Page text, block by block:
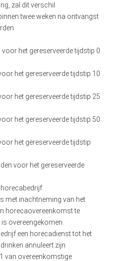
zal dit verschil
twee weken na ontvangst
voor het gereserveerde tijdstip 0
het gereserveerde tijdstip 10
het gereserveerde tijdstip 25
het gereserveerde tijdstip 50
het gereserveerde tijdstip
voor het gereserveerde
met inachtneming van het
horecaovereenkomst te
overeengekomen.
een horecadienst tot het
annuleert zijn
van overeenkomstige